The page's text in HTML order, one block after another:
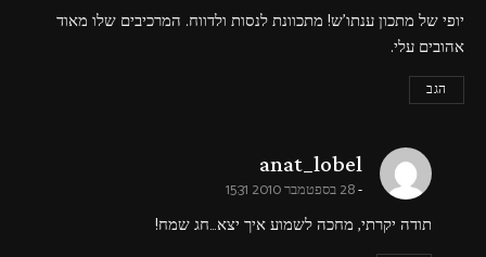
יופי של מתכון ענתו'ש! מתכוונת לנסות ולדווח. המרכיבים שלו מאוד
אהובים עלי.
הגב
anat_lobel
28 בספטמבר 2010 15:31
תודה יקרתי, מחכה לשמוע איך יצא…חג שמח!